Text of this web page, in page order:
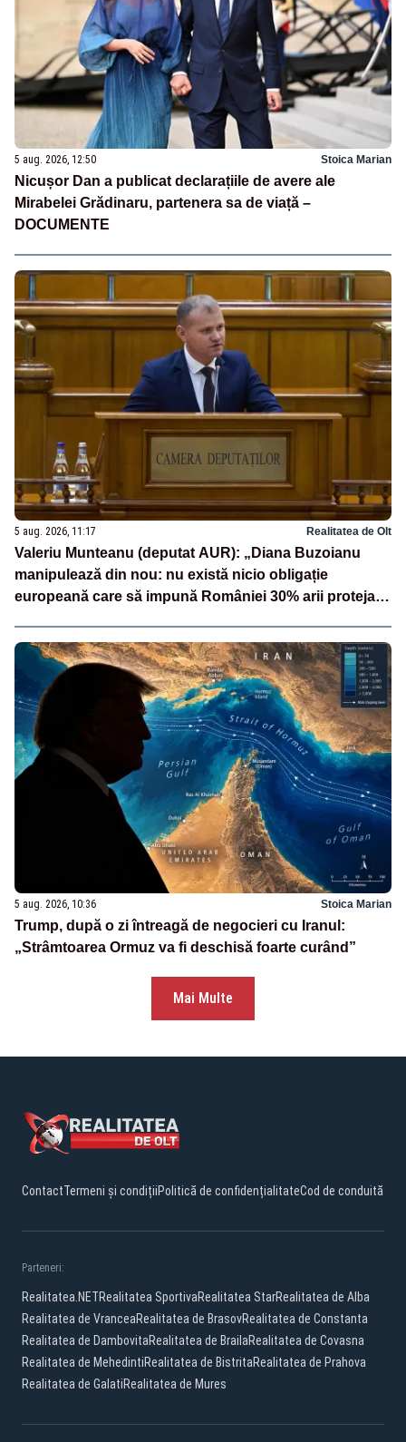
5 aug. 2026, 12:50 Stoica Marian
Nicușor Dan a publicat declarațiile de avere ale
Mirabelei Grădinaru, partenera sa de viață –
DOCUMENTE
5 aug. 2026, 11:17 Realitatea de Olt
Valeriu Munteanu (deputat AUR): „Diana Buzoianu
manipulează din nou: nu există nicio obligație
europeană care să impună României 30% arii protejate
5 aug. 2026, 10:36 Stoica Marian
Trump, după o zi întreagă de negocieri cu Iranul:
„Strâmtoarea Ormuz va fi deschisă foarte curând”
Mai Multe
ContactTermeni și condițiiPolitică de confidențialitateCod de conduită
Parteneri:
Realitatea.NETRealitatea SportivaRealitatea StarRealitatea de Alba
Realitatea de VranceaRealitatea de BrasovRealitatea de Constanta
Realitatea de DambovitaRealitatea de BrailaRealitatea de Covasna
Realitatea de MehedintiRealitatea de BistritaRealitatea de Prahova
Realitatea de GalatiRealitatea de Mures